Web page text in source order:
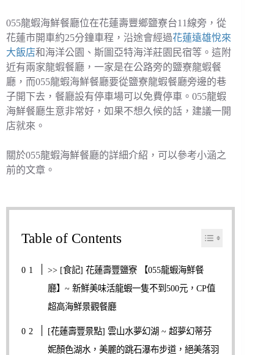
055龍蝦海鮮餐廳位在花蓮壽豐鄉鹽寮台11線旁，從
花蓮市開車約25分鐘車程，沿途會經過花蓮遠雄悅來
大飯店和海洋公園、斯圖亞特海洋莊園民宿等。這附
近有兩家龍蝦餐廳，一家是在公路旁的鹽寮龍蝦餐
廳，而055龍蝦海鮮餐廳要從鹽寮龍蝦餐廳旁邊的巷
子開下去，餐廳設有停車場可以免費停車。055龍蝦
海鮮餐廳生意非常好，如果不想久候的話，建議一開
店就來。
關於055龍蝦海鮮餐廳的詳細介紹，可以參考小涵之
前的文章。
Table of Contents
>> [食記] 花蓮壽豐鹽寮 【055龍蝦海鮮餐
廳】~ 新鮮美味活龍蝦一隻不到500元，CP值
超高海鮮景觀餐廳
[花蓮壽豐景點] 雲山水夢幻湖 ~ 超夢幻蒂芬
妮顏色湖水，美麗的跳石瀑布步道，絕美落羽